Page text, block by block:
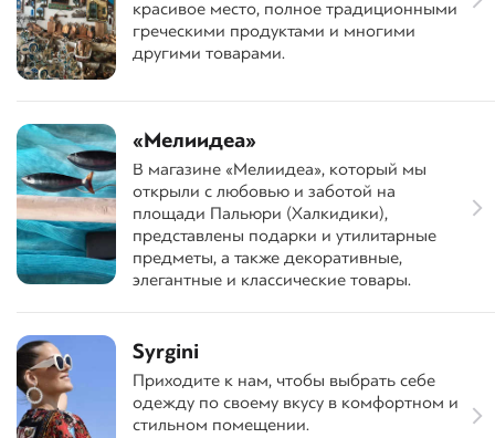
красивое место, полное традиционными
греческими продуктами и многими
другими товарами.
«Мелиидеа»
В магазине «Мелиидеа», который мы
открыли с любовью и заботой на
площади Пальюри (Халкидики),
представлены подарки и утилитарные
предметы, а также декоративные,
элегантные и классические товары.
Syrgini
Приходите к нам, чтобы выбрать себе
одежду по своему вкусу в комфортном и
стильном помещении.